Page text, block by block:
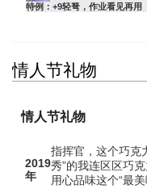
特例：+9轻弩，作业看见再用
情人节礼物
情人节礼物
2019
年
指挥官，这个巧克
秀”的我连区区巧
用心品味这个“最